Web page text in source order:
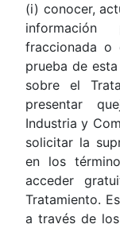
(i) conocer,
información
fraccionada o
prueba de
sobre el
presentar
Industria y
solicitar la
en los
acceder
Tratamiento.
a través de